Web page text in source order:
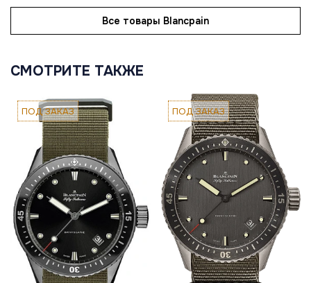
Все товары Blancpain
СМОТРИТЕ ТАКЖЕ
ПОД ЗАКАЗ ПОД ЗАКАЗ